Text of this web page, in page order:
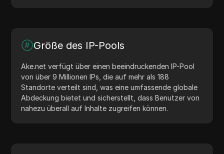
Größe des IP-Pools
Ake.net verfügt über einen beeindruckenden IP-Pool
von über 9 Millionen IPs, die auf mehr als 188
Standorte verteilt sind, was eine umfassende globale
Abdeckung bietet und sicherstellt, dass Benutzer von
nahezu überall auf Inhalte zugreifen können.